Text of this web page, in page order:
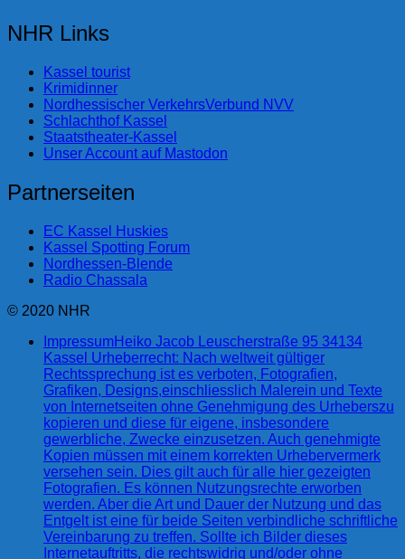
NHR Links
Kassel tourist
Krimidinner
Nordhessischer VerkehrsVerbund NVV
Schlachthof Kassel
Staatstheater-Kassel
Unser Account auf Mastodon
Partnerseiten
EC Kassel Huskies
Kassel Spotting Forum
Nordhessen-Blende
Radio Chassala
© 2020 NHR
ImpressumHeiko Jacob Leuscherstraße 95 34134
Kassel Urheberrecht: Nach weltweit gültiger
Rechtssprechung ist es verboten, Fotografien,
Grafiken, Designs,einschliesslich Malerein und Texte
von Internetseiten ohne Genehmigung des Urheberszu
kopieren und diese für eigene, insbesondere
gewerbliche, Zwecke einzusetzen. Auch genehmigte
Kopien müssen mit einem korrekten Urhebervermerk
versehen sein. Dies gilt auch für alle hier gezeigten
Fotografien. Es können Nutzungsrechte erworben
werden. Aber die Art und Dauer der Nutzung und das
Entgelt ist eine für beide Seiten verbindliche schriftliche
Vereinbarung zu treffen. Sollte ich Bilder dieses
Internetauftritts, die rechtswidrig und/oder ohne